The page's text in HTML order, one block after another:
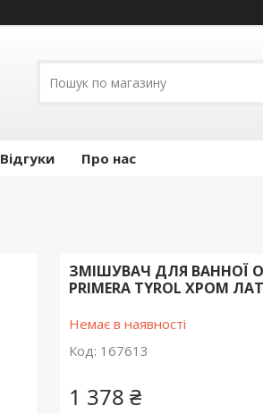
Відгуки Про нас
ЗМІШУВАЧ ДЛЯ ВАННОЇ
PRIMERA TYROL ХРОМ
Немає в наявності
Код: 167613
1 378 ₴